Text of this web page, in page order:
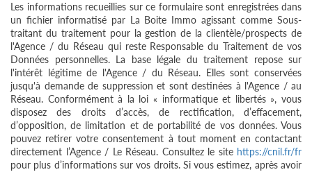
Les informations recueillies sur ce formulaire sont enregistrées dans
un fichier informatisé par La Boite Immo agissant comme Sous-
traitant du traitement pour la gestion de la clientèle/prospects de
l'Agence / du Réseau qui reste Responsable du Traitement de vos
Données personnelles. La base légale du traitement repose sur
l'intérêt légitime de l'Agence / du Réseau. Elles sont conservées
jusqu'à demande de suppression et sont destinées à l'Agence / au
Réseau. Conformément à la loi « informatique et libertés », vous
disposez des droits d’accès, de rectification, d’effacement,
d’opposition, de limitation et de portabilité de vos données. Vous
pouvez retirer votre consentement à tout moment en contactant
directement l’Agence / Le Réseau. Consultez le site https://cnil.fr/fr
pour plus d’informations sur vos droits. Si vous estimez, après avoir